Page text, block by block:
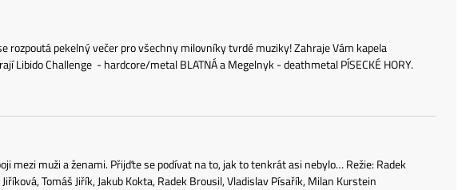
rozpoutá pekelný večer pro všechny milovníky tvrdé muziky! Zahraje Vám kapela
Libido Challenge - hardcore/metal BLATNÁ a Megelnyk - deathmetal PÍSECKÉ HORY.
mezi muži a ženami. Přijďte se podívat na to, jak to tenkrát asi nebylo… Režie: Radek
Tomáš Jiřík, Jakub Kokta, Radek Brousil, Vladislav Písařík, Milan Kurstein